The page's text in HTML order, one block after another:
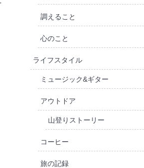
調えること
心のこと
ライフスタイル
ミュージック&ギター
アウトドア
山登りストーリー
コーヒー
旅の記録